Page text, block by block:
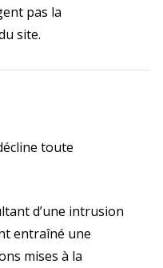
pas la
site.
toute
d’une intrusion
entraîné une
mises à la